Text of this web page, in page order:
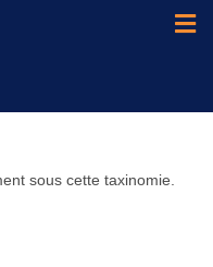
sous cette taxinomie.